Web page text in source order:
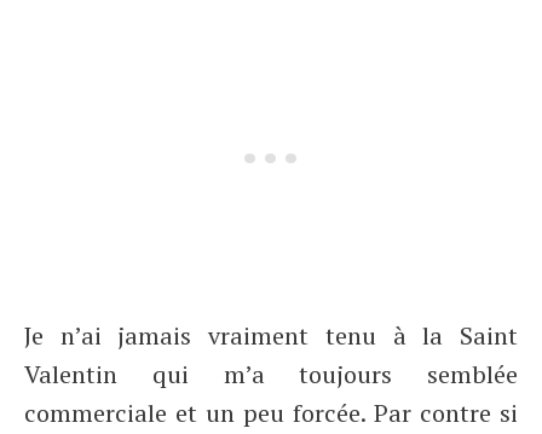
Je n’ai jamais vraiment tenu à la Saint
Valentin qui m’a toujours semblée
commerciale et un peu forcée. Par contre si